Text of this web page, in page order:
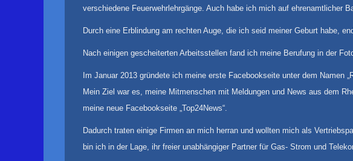
verschiedene Feuerwehrlehrgänge. Auch habe ich mich auf ehrenamtlicher
Durch eine Erblindung am rechten Auge, die ich seid meiner Geburt habe,
Nach einigen gescheiterten Arbeitsstellen fand ich meine Berufung in der
Im Januar 2013 gründete ich meine erste Facebookseite unter dem Namen
Mein Ziel war es, meine Mitmenschen mit Meldungen und News aus dem
meine neue Facebookseite „Top24News“.
Dadurch traten einige Firmen an mich herran und wollten mich als
bin ich in der Lage, ihr freier unabhängiger Partner für Gas- Strom und